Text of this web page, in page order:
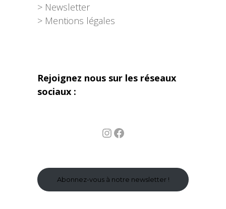
> Newsletter
> Mentions légales
Rejoignez nous sur les réseaux
sociaux :
InstagramFacebook
Abonnez-vous à notre newsletter !